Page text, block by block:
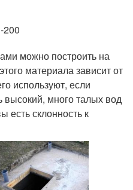
200
можно построить на
материала зависит от
используют, если
высокий, много талых вод
есть склонность к